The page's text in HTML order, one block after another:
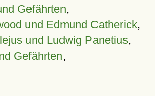
Gefährten,
und Edmund Catherick,
und Ludwig Panetius,
Gefährten,